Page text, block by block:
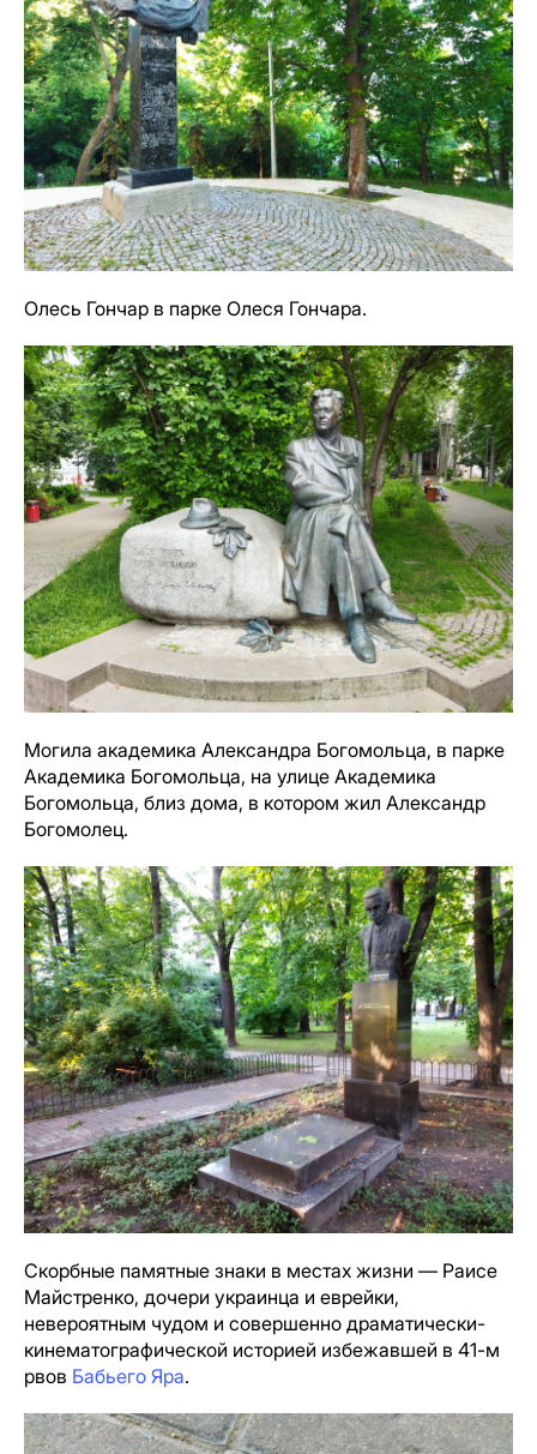
Олесь Гончар в парке Олеся Гончара.
Могила академика Александра Богомольца, в парке
Академика Богомольца, на улице Академика
Богомольца, близ дома, в котором жил Александр
Богомолец.
Скорбные памятные знаки в местах жизни — Раисе
Майстренко, дочери украинца и еврейки,
невероятным чудом и совершенно драматически-
кинематографической историей избежавшей в 41-м
рвов Бабьего Яра.